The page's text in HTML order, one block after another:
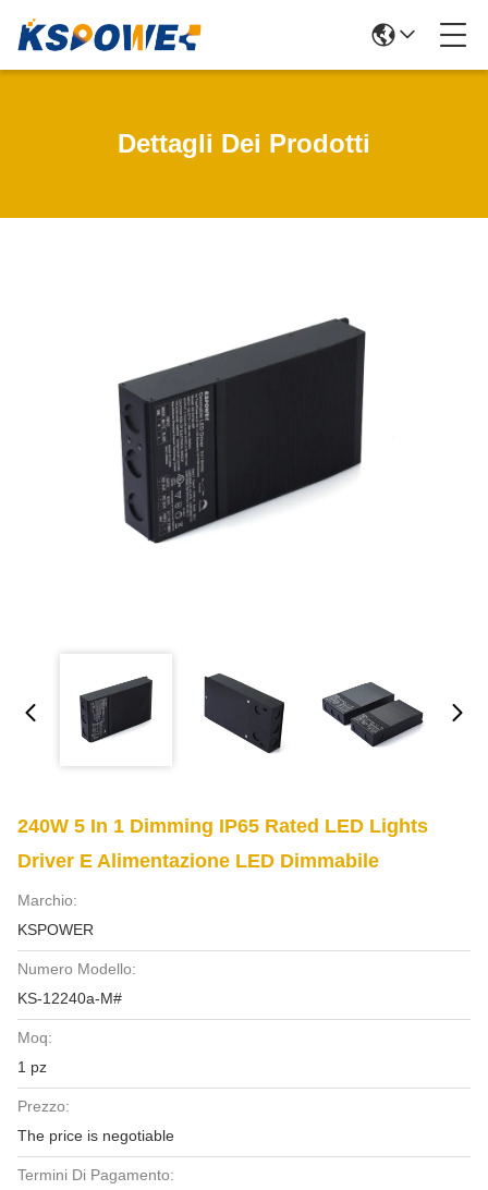
Dettagli Dei Prodotti
240W 5 In 1 Dimming IP65 Rated LED Lights
Driver E Alimentazione LED Dimmabile
Marchio:
KSPOWER
Numero Modello:
KS-12240a-M#
Moq:
1 pz
Prezzo:
The price is negotiable
Termini Di Pagamento: